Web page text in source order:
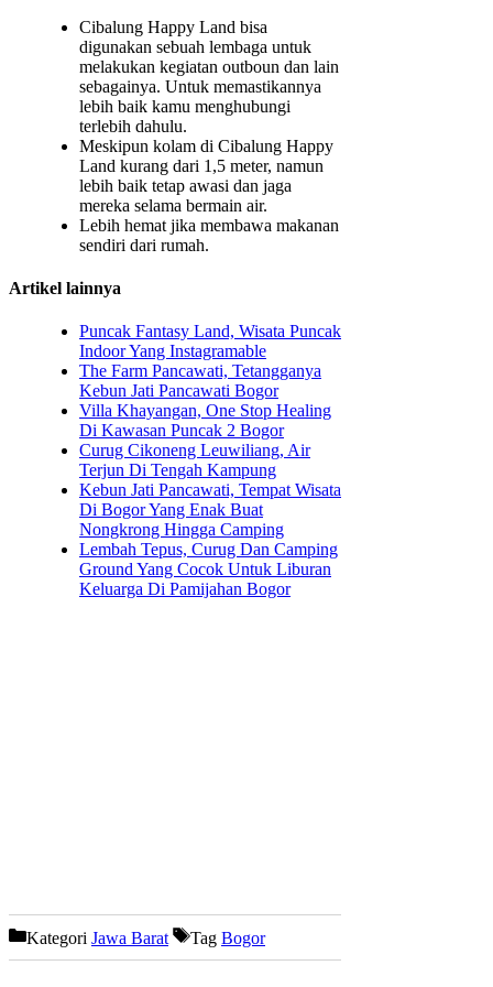
Cibalung Happy Land bisa
digunakan sebuah lembaga untuk
melakukan kegiatan outboun dan lain
sebagainya. Untuk memastikannya
lebih baik kamu menghubungi
terlebih dahulu.
Meskipun kolam di Cibalung Happy
Land kurang dari 1,5 meter, namun
lebih baik tetap awasi dan jaga
mereka selama bermain air.
Lebih hemat jika membawa makanan
sendiri dari rumah.
Artikel lainnya
Puncak Fantasy Land, Wisata Puncak
Indoor Yang Instagramable
The Farm Pancawati, Tetangganya
Kebun Jati Pancawati Bogor
Villa Khayangan, One Stop Healing
Di Kawasan Puncak 2 Bogor
Curug Cikoneng Leuwiliang, Air
Terjun Di Tengah Kampung
Kebun Jati Pancawati, Tempat Wisata
Di Bogor Yang Enak Buat
Nongkrong Hingga Camping
Lembah Tepus, Curug Dan Camping
Ground Yang Cocok Untuk Liburan
Keluarga Di Pamijahan Bogor
Kategori Jawa Barat Tag Bogor